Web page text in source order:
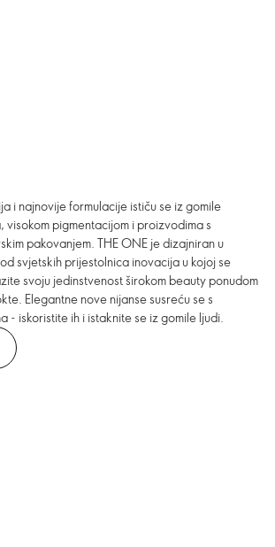
i najnovije formulacije ističu se iz gomile
visokom pigmentacijom i proizvodima s
pakovanjem. THE ONE je dizajniran u
svjetskih prijestolnica inovacija u kojoj se
svoju jedinstvenost širokom beauty ponudom
Elegantne nove nijanse susreću se s
- iskoristite ih i istaknite se iz gomile ljudi.